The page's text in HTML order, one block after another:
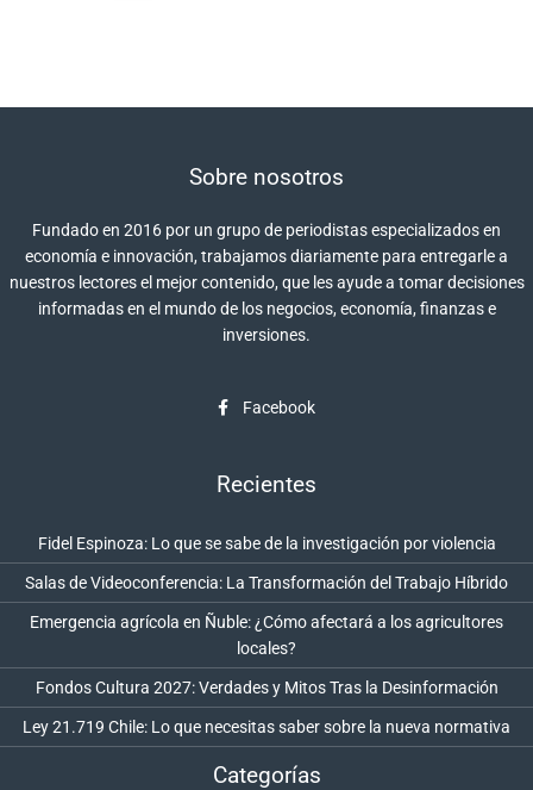
Sobre nosotros
Fundado en 2016 por un grupo de periodistas especializados en
economía e innovación, trabajamos diariamente para entregarle a
nuestros lectores el mejor contenido, que les ayude a tomar decisiones
informadas en el mundo de los negocios, economía, finanzas e
inversiones.
Facebook
Recientes
Fidel Espinoza: Lo que se sabe de la investigación por violencia
Salas de Videoconferencia: La Transformación del Trabajo Híbrido
Emergencia agrícola en Ñuble: ¿Cómo afectará a los agricultores
locales?
Fondos Cultura 2027: Verdades y Mitos Tras la Desinformación
Ley 21.719 Chile: Lo que necesitas saber sobre la nueva normativa
Categorías